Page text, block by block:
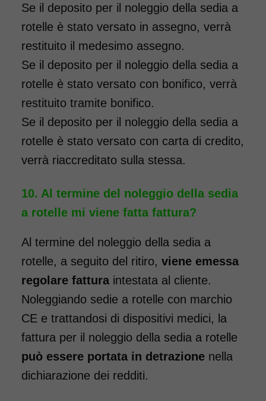
Noleggio sedia a rotelle per
bambini con bracciolo
ribaltabile, schienale
pieghevole e pedane elevabili.
Il noleggio minimo è di 7
giorni a 89 euro. Consegniamo
a domicilio in tutta Italia,
informazioni!
COSTO NOLEGGIO
da 89,00€
Noleggio Carrozzina
pieghevole per bambini e
ragazzi - Seduta 40 cm
Se il deposito per il noleggio della sedia a
rotelle è stato versato in assegno, verrà
restituito il medesimo assegno.
Se il deposito per il noleggio della sedia a
rotelle è stato versato con bonifico, verrà
restituito tramite bonifico.
Se il deposito per il noleggio della sedia a
rotelle è stato versato con carta di credito,
verrà riaccreditato sulla stessa.
Al termine del noleggio della sedia
a rotelle mi viene fatta fattura?
Al termine del noleggio della sedia a
rotelle, a seguito del ritiro, viene emessa
regolare fattura intestata al cliente.
Noleggiando sedie a rotelle con marchio
CE e trattandosi di dispositivi medici, la
fattura per il noleggio della sedia a rotelle
può essere portata in detrazione nella
dichiarazione dei redditi.